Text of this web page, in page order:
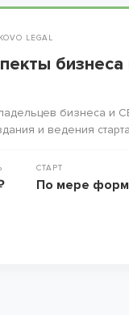
LEGAL
бизнеса и
и ведения
СТАРТ
По мере